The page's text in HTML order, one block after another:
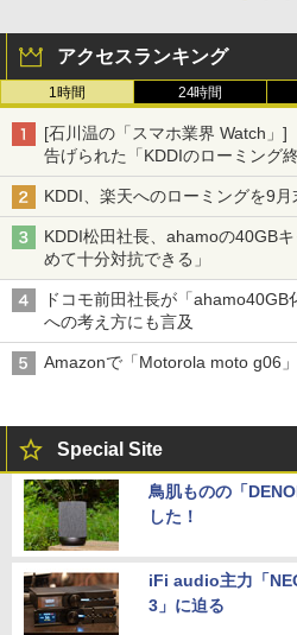
アクセスランキング
1時間 24時間
[石川温の「スマホ業界 Watch」]
告げられた「KDDIのローミング
穴と楽天モバイルの課題
KDDI、楽天へのローミングを9月
KDDI松田社長、ahamoの40GB
めて十分対抗できる」
ドコモ前田社長が「
への考え方にも言及
Amazonで「Motorola moto g06
Special Site
鳥肌ものの「
した！
iFi audio主力「
3」に迫る